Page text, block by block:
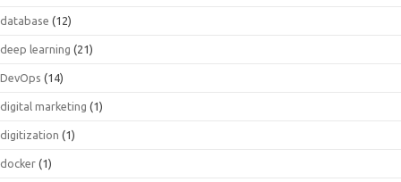
database (12)
deep learning (21)
DevOps (14)
digital marketing (1)
digitization (1)
docker (1)